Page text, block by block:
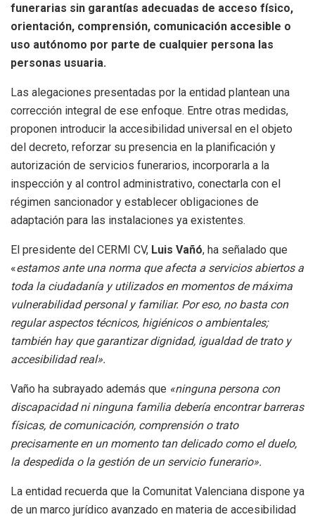
funerarias sin garantías adecuadas de acceso físico,
orientación, comprensión, comunicación accesible o
uso autónomo por parte de cualquier persona las
personas usuaria.
Las alegaciones presentadas por la entidad plantean una
corrección integral de ese enfoque. Entre otras medidas,
proponen introducir la accesibilidad universal en el objeto
del decreto, reforzar su presencia en la planificación y
autorización de servicios funerarios, incorporarla a la
inspección y al control administrativo, conectarla con el
régimen sancionador y establecer obligaciones de
adaptación para las instalaciones ya existentes.
El presidente del CERMI CV, Luis Vañó, ha señalado que
«estamos ante una norma que afecta a servicios abiertos a
toda la ciudadanía y utilizados en momentos de máxima
vulnerabilidad personal y familiar. Por eso, no basta con
regular aspectos técnicos, higiénicos o ambientales;
también hay que garantizar dignidad, igualdad de trato y
accesibilidad real».
Vaño ha subrayado además que «ninguna persona con
discapacidad ni ninguna familia debería encontrar barreras
físicas, de comunicación, comprensión o trato
precisamente en un momento tan delicado como el duelo,
la despedida o la gestión de un servicio funerario».
La entidad recuerda que la Comunitat Valenciana dispone ya
de un marco jurídico avanzado en materia de accesibilidad